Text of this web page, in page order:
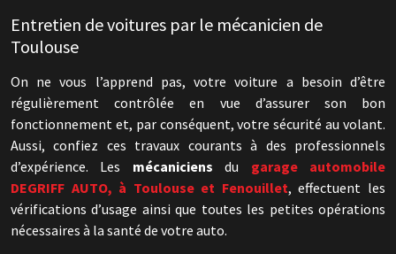
Entretien de voitures par le mécanicien de
Toulouse
On ne vous l’apprend pas, votre voiture a besoin d’être
régulièrement contrôlée en vue d’assurer son bon
fonctionnement et, par conséquent, votre sécurité au volant.
Aussi, confiez ces travaux courants à des professionnels
d’expérience. Les mécaniciens du garage automobile
DEGRIFF AUTO, à Toulouse et Fenouillet, effectuent les
vérifications d’usage ainsi que toutes les petites opérations
nécessaires à la santé de votre auto.